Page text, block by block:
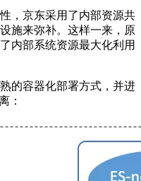
，京东采用了内部资源共
施来弥补。这样一来，原
内部系统资源最大化利用
的容器化部署方式，并进
：